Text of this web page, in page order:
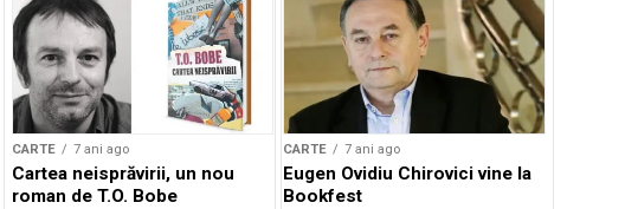
CARTE 7 ani ago
Cartea neisprăvirii, un nou
roman de T.O. Bobe
CARTE 7 ani ago
Eugen Ovidiu Chirovici vine la
Bookfest